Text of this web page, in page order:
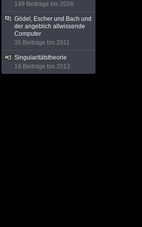
149 Beiträge bis 2026
Gödel, Escher und Bach und
der angeblich allwissende
Computer
35 Beiträge bis 2011
Singularitätstheorie
19 Beiträge bis 2012